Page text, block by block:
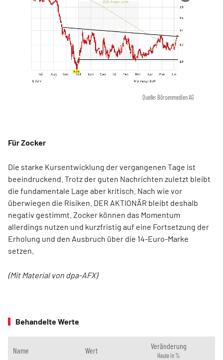
Quelle: Börsenmedien AG
Für Zocker
Die starke Kursentwicklung der vergangenen Tage ist
beeindruckend. Trotz der guten Nachrichten zuletzt bleibt
die fundamentale Lage aber kritisch. Nach wie vor
überwiegen die Risiken. DER AKTIONÄR bleibt deshalb
negativ gestimmt. Zocker können das Momentum
allerdings nutzen und kurzfristig auf eine Fortsetzung der
Erholung und den Ausbruch über die 14-Euro-Marke
setzen.
(Mit Material von dpa-AFX)
Behandelte Werte
Name Wert Veränderung
Heute in %